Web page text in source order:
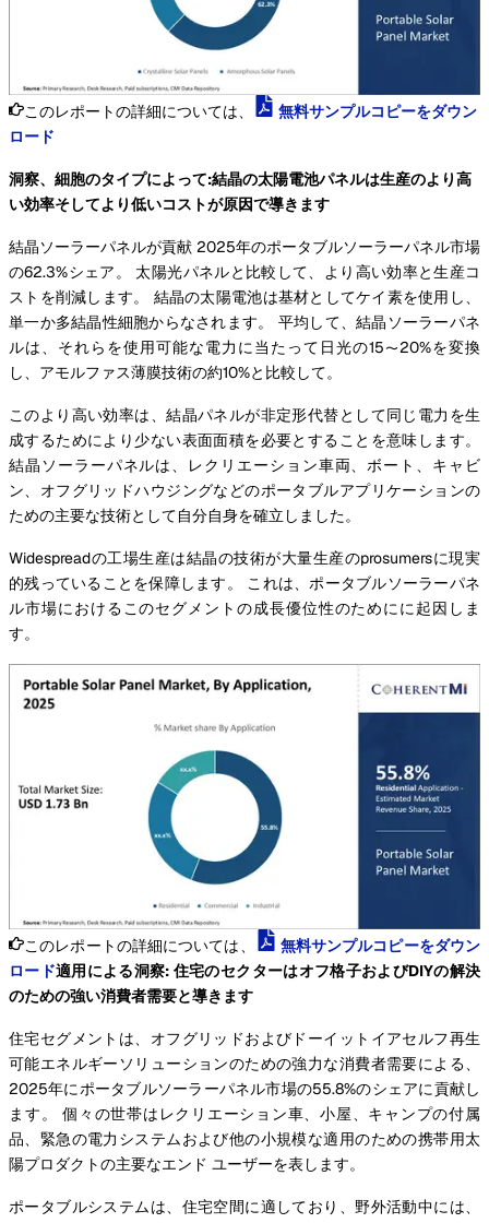
このレポートの詳細については、
無料サンプルコピーをダウン
ロード
洞察、細胞のタイプによって:結晶の太陽電池パネルは生産のより高
い効率そしてより低いコストが原因で導きます
結晶ソーラーパネルが貢献 2025年のポータブルソーラーパネル市場
の62.3%シェア。 太陽光パネルと比較して、より高い効率と生産コ
ストを削減します。 結晶の太陽電池は基材としてケイ素を使用し、
単一か多結晶性細胞からなされます。 平均して、結晶ソーラーパネ
ルは、それらを使用可能な電力に当たって日光の15〜20%を変換
し、アモルファス薄膜技術の約10%と比較して。
このより高い効率は、結晶パネルが非定形代替として同じ電力を生
成するためにより少ない表面面積を必要とすることを意味します。
結晶ソーラーパネルは、レクリエーション車両、ボート、キャビ
ン、オフグリッドハウジングなどのポータブルアプリケーションの
ための主要な技術として自分自身を確立しました。
Widespreadの工場生産は結晶の技術が大量生産のprosumersに現実
的残っていることを保障します。 これは、ポータブルソーラーパネ
ル市場におけるこのセグメントの成長優位性のためにに起因しま
す。
このレポートの詳細については、
無料サンプルコピーをダウン
ロード適用による洞察: 住宅のセクターはオフ格子およびDIYの解決
のための強い消費者需要と導きます
住宅セグメントは、オフグリッドおよびドーイットイアセルフ再生
可能エネルギーソリューションのための強力な消費者需要による、
2025年にポータブルソーラーパネル市場の55.8%のシェアに貢献し
ます。 個々の世帯はレクリエーション車、小屋、キャンプの付属
品、緊急の電力システムおよび他の小規模な適用のための携帯用太
陽プロダクトの主要なエンド ユーザーを表します。
ポータブルシステムは、住宅空間に適しており、野外活動中には、